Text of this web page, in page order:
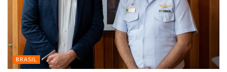
BRASIL